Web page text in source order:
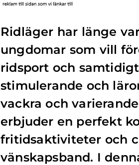
Ridläger har länge
ungdomar som vill
ridsport och
stimulerande och
vackra och
erbjuder en perfekt
fritidsaktiviteter och
vänskapsband. I